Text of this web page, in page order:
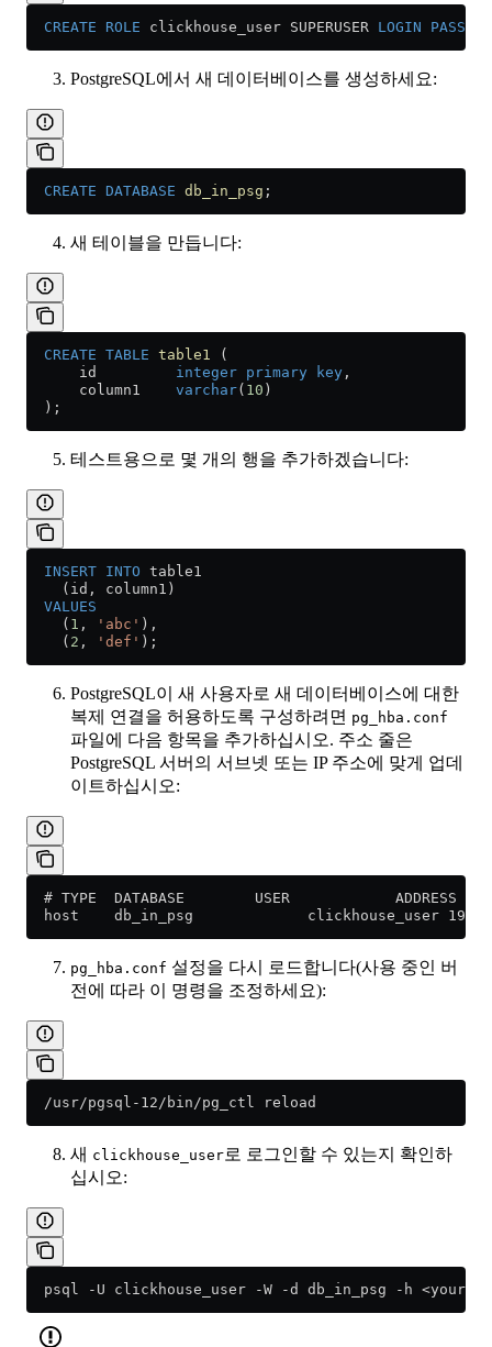
  CREATE
ROLE clickhouse_user SUPERUSER LOGIN
PostgreSQL에서 새 데이터베이스를 생성하세요:
  CREATE
DATABASE db_in_psg ;
새 테이블을 만듭니다:
  CREATE
TABLE table1 (
      id
integer primary key ,
      column1
varchar( 10 )
  );
테스트용으로 몇 개의 행을 추가하겠습니다:
  INSERT INTO
table1
    (id, column1)
  VALUES
    (
1 , 'abc' ),
    (
2 , 'def' );
PostgreSQL이 새 사용자로 새 데이터베이스에 대한
복제 연결을 허용하도록 구성하려면 pg_hba.conf
파일에 다음 항목을 추가하십시오. 주소 줄은
PostgreSQL 서버의 서브넷 또는 IP 주소에 맞게 업데
이트하십시오:
# TYPE  DATABASE        USER            ADDRESS
host    db_in_psg             clickhouse_user
pg_hba.conf 설정을 다시 로드합니다(사용 중인 버
전에 따라 이 명령을 조정하세요):
  /usr/pgsql-12/bin/pg_ctl reload
새 clickhouse_user로 로그인할 수 있는지 확인하
십시오:
psql -U clickhouse_user -W -d db_in_psg -h